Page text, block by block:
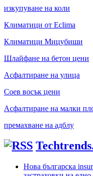
изкупуване на коли
Климатици от Eclima
Климатици Мицубиши
Шлайфане на бетон цени
Асфалтиране на улица
Соев восък цени
Асфалтиране на малки
премахване на адблу
Нова българска